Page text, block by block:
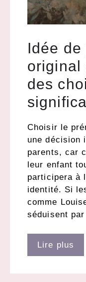
Idée
original
des
Choisir le
une décision
parents, car
leur enfant
participera à
identité. Si
comme
séduisent
Lire plus